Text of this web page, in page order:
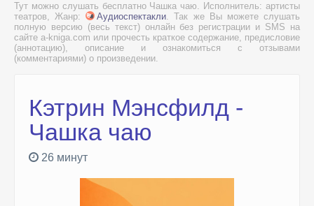
Тут можно слушать бесплатно Чашка чаю. Исполнитель: артисты
театров, Жанр:
Аудиоспектакли. Так же Вы можете слушать
полную версию (весь текст) онлайн без регистрации и SMS на
сайте a-kniga.com или прочесть краткое содержание, предисловие
(аннотацию), описание и ознакомиться с отзывами
(комментариями) о произведении.
Кэтрин Мэнсфилд -
Чашка чаю
26 минут